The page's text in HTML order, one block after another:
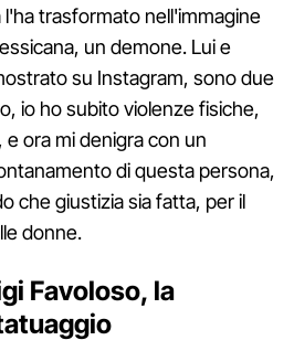
trasformato nell'immagine
un demone. Lui e
su Instagram, sono due
io ho subito violenze fisiche,
ora mi denigra con un
di questa persona,
che giustizia sia fatta, per il
donne.
Favoloso, la